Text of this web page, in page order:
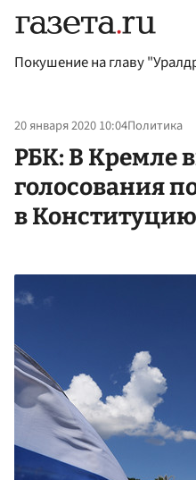
Покушение на главу
20 января 2020 10:04Политика
РБК: В Кремле
голосования
в Конституцию